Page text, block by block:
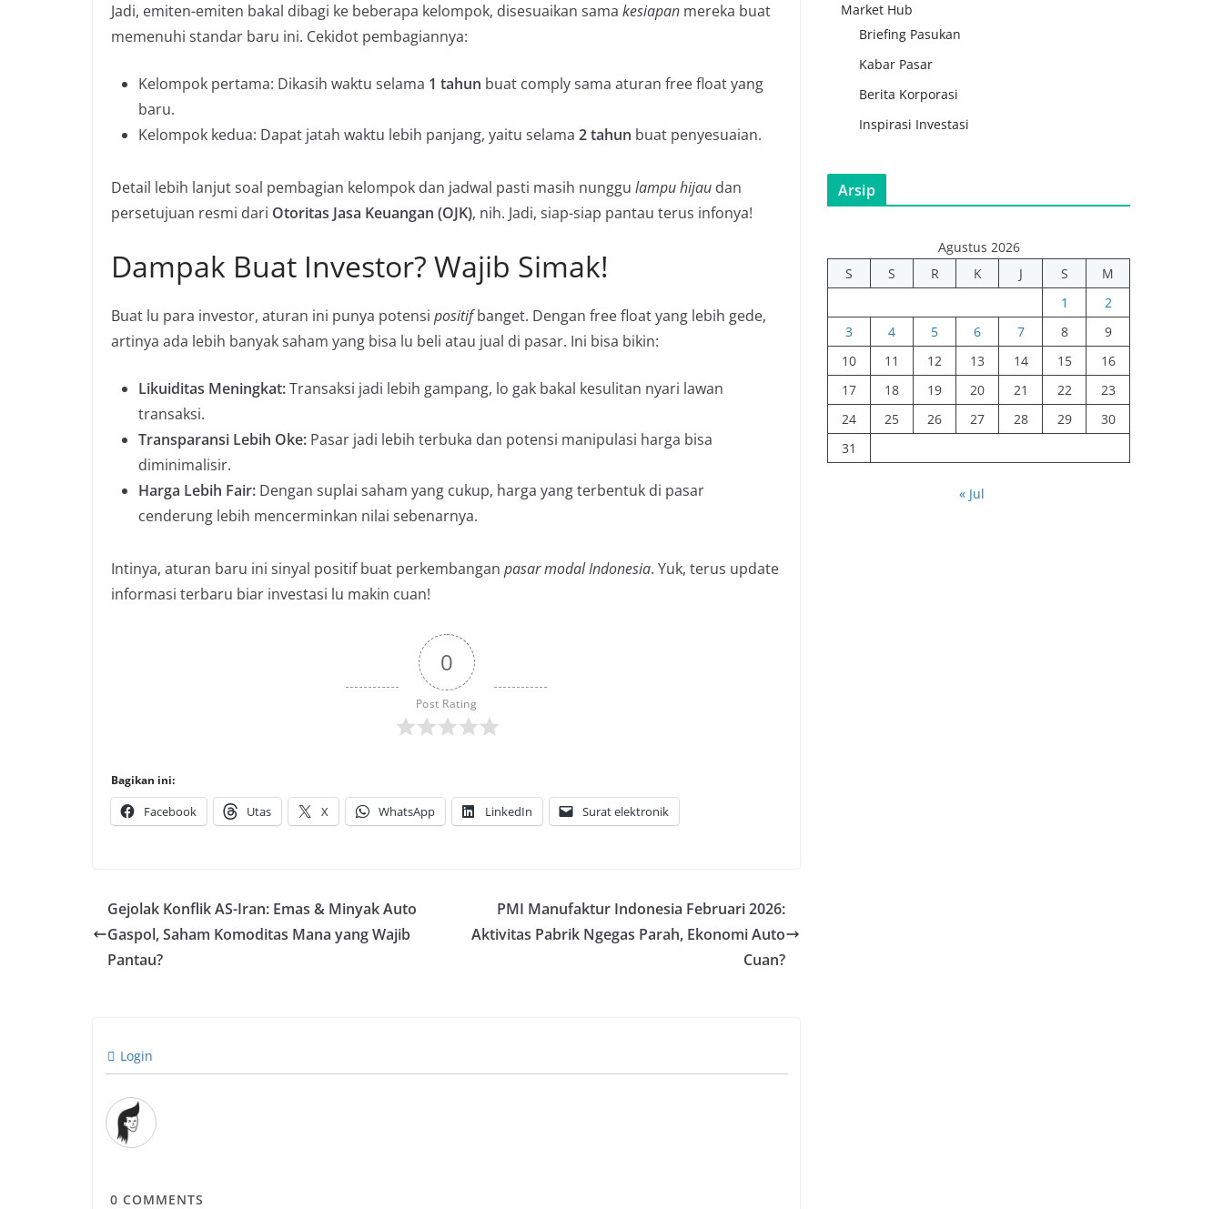
Jadi, emiten-emiten bakal dibagi ke beberapa kelompok, disesuaikan sama kesiapan mereka buat
memenuhi standar baru ini. Cekidot pembagiannya:
Kelompok pertama: Dikasih waktu selama 1 tahun buat comply sama aturan free float yang
baru.
Kelompok kedua: Dapat jatah waktu lebih panjang, yaitu selama 2 tahun buat penyesuaian.
Detail lebih lanjut soal pembagian kelompok dan jadwal pasti masih nunggu lampu hijau dan
persetujuan resmi dari Otoritas Jasa Keuangan (OJK), nih. Jadi, siap-siap pantau terus infonya!
Dampak Buat Investor? Wajib Simak!
Buat lu para investor, aturan ini punya potensi positifbanget. Dengan free float yang lebih gede,
artinya ada lebih banyak saham yang bisa lu beli atau jual di pasar. Ini bisa bikin:
Likuiditas Meningkat:Transaksi jadi lebih gampang, lo gak bakal kesulitan nyari lawan
transaksi.
Transparansi Lebih Oke: Pasar jadi lebih terbuka dan potensi manipulasi harga bisa
diminimalisir.
Harga Lebih Fair: Dengan suplai saham yang cukup, harga yang terbentuk di pasar
cenderung lebih mencerminkan nilai sebenarnya.
Intinya, aturan baru ini sinyal positif buat perkembangan pasar modal Indonesia. Yuk, terus update
informasi terbaru biar investasi lu makin cuan!
0
Post Rating
Bagikan ini:
Facebook Utas X WhatsApp LinkedIn Surat elektronik
Gejolak Konflik AS-Iran: Emas & Minyak Auto
Gaspol, Saham Komoditas Mana yang Wajib
Pantau?
PMI Manufaktur Indonesia Februari 2026:
Aktivitas Pabrik Ngegas Parah, Ekonomi Auto
Cuan?
Login
0 COMMENTS
Market Hub
Briefing Pasukan
Kabar Pasar
Berita Korporasi
Inspirasi Investasi
Arsip
Agustus 2026
S
S R K J S
M
1
2
3
4 5 6 7 8
9
10
11 12 13 14 15
16
17
18 19 20 21 22
23
24
25 26 27 28 29
30
31
« Jul